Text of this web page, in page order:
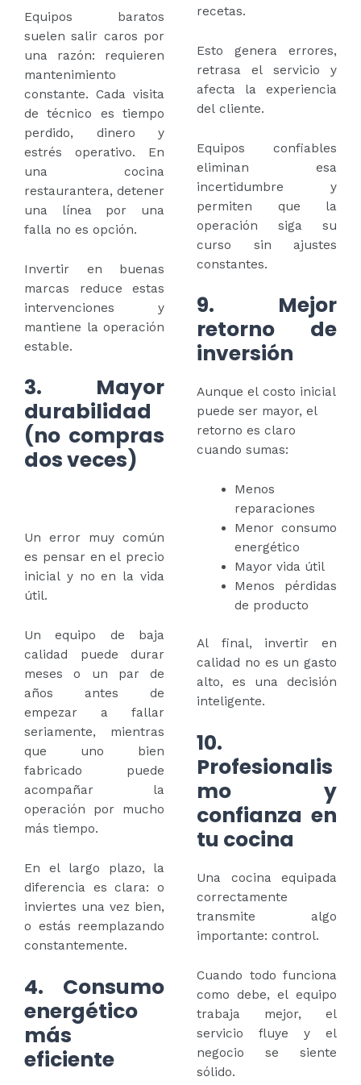
Equipos baratos
suelen salir caros por
una razón: requieren
mantenimiento
constante. Cada visita
de técnico es tiempo
perdido, dinero y
estrés operativo. En
una cocina
restaurantera, detener
una línea por una
falla no es opción.
Invertir en buenas
marcas reduce estas
intervenciones y
mantiene la operación
estable.
3. Mayor
durabilidad
(no compras
dos veces)
Un error muy común
es pensar en el precio
inicial y no en la vida
útil.
Un equipo de baja
calidad puede durar
meses o un par de
años antes de
empezar a fallar
seriamente, mientras
que uno bien
fabricado puede
acompañar la
operación por mucho
más tiempo.
En el largo plazo, la
diferencia es clara: o
inviertes una vez bien,
o estás reemplazando
constantemente.
4. Consumo
energético
más
eficiente
recetas.
Esto genera errores,
retrasa el servicio y
afecta la experiencia
del cliente.
Equipos confiables
eliminan esa
incertidumbre y
permiten que la
operación siga su
curso sin ajustes
constantes.
9. Mejor
retorno de
inversión
Aunque el costo inicial
puede ser mayor, el
retorno es claro
cuando sumas:
Menos
reparaciones
Menor consumo
energético
Mayor vida útil
Menos pérdidas
de producto
Al final, invertir en
calidad no es un gasto
alto, es una decisión
inteligente.
10.
Profesionalis
mo y
confianza en
tu cocina
Una cocina equipada
correctamente
transmite algo
importante: control.
Cuando todo funciona
como debe, el equipo
trabaja mejor, el
servicio fluye y el
negocio se siente
sólido.